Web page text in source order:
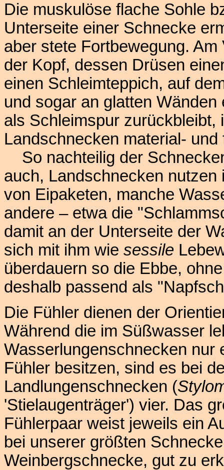
Die muskulöse flache Sohle
Unterseite einer Schnecke
aber stete Fortbewegung.
der Kopf, dessen Drüsen
einen Schleimteppich, auf
und sogar an glatten
als Schleimspur zurückbleibt,
Landschnecken material-
So nachteilig der
auch, Landschnecken
von Eipaketen, manche
andere – etwa die
damit an der Unterseite der
sich mit ihm wie sessile
überdauern so die Ebbe,
deshalb passend als
Die Fühler dienen der
Während die im Süßwasser
Wasserlungenschnecken nur
Fühler besitzen, sind es bei
Landlungenschnecken (
'Stielaugenträger') vier. Das
Fühlerpaar weist jeweils ein
bei unserer größten
Weinbergschnecke, gut zu